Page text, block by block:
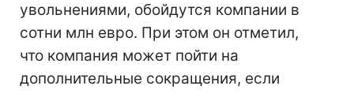
увольнениями, обойдутся компании в
сотни млн евро. При этом он отметил,
что компания может пойти на
дополнительные сокращения, если